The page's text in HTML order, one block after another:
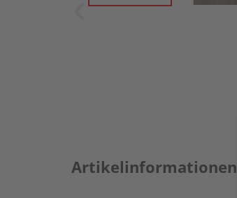
Artikelinformationen